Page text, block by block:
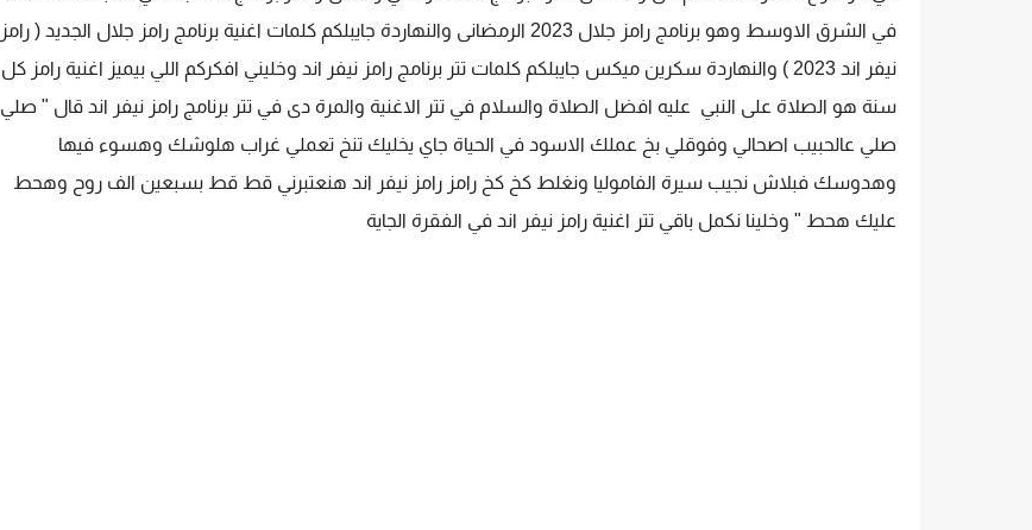
في الشرق الاوسط وهو برنامج رامز جلال 2023 الرمضانى والنهاردة جايبلكم كلمات اغنية برنامج رامز جلال الجديد ( رامز
نيفر اند 2023 ) والنهاردة سكرين ميكس جايبلكم كلمات تتر برنامج رامز نيفر اند وخليني افكركم اللي بيميز اغنية رامز كل
سنة هو الصلاة على النبي عليه افضل الصلاة والسلام في تتر الاغنية والمرة دى في تتر برنامج رامز نيفر اند قال " صلي
صلي عالحبيب اصحالي وفوقلي بخ عملك الاسود في الحياة جاي يخليك تنخ تعملي غراب هلوشك وهسوء فيها
وهدوسك فبلاش نجيب سيرة الفاموليا ونغلط كخ كخ رامز رامز نيفر اند هنعتبرني قط قط بسبعين الف روح وهحط
عليك هحط " وخلينا نكمل باقي تتر اغنية رامز نيفر اند في الفقرة الجاية